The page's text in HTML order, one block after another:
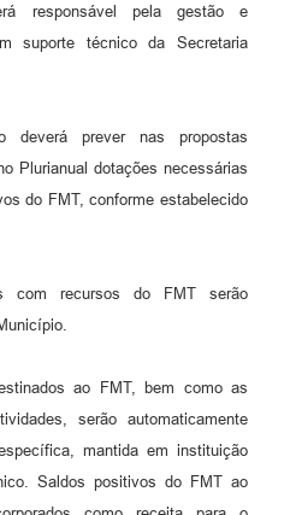
responsável pela gestão e
suporte técnico da Secretaria
deverá prever nas propostas
Plurianual dotações necessárias
do FMT, conforme estabelecido
com recursos do FMT serão
ao FMT, bem como as
serão automaticamente
mantida em instituição
Saldos positivos do FMT ao